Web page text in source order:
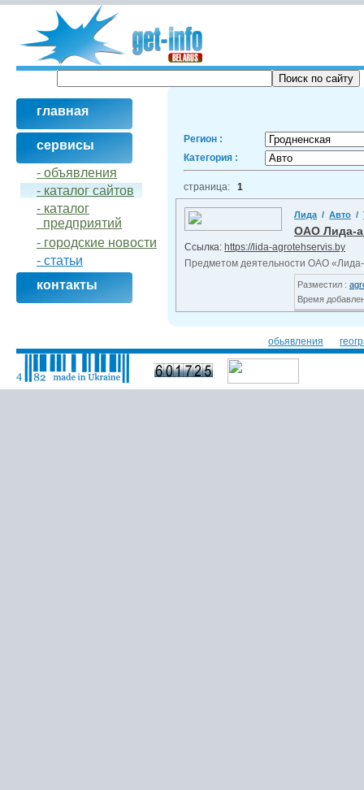
главная
сервисы
- объявления
- кaталог сайтов
- кaталог
предприятий
- городские новости
- статьи
контакты
Регион :
Категория :
страница: 1
Лида / Авто /
ОАО Лида-
Ссылка: https://lida-agrotehservis.by
Предметом деятельности ОАО «Лида-
Разместил :
Время
обьявления